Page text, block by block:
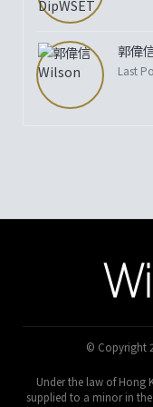
郭偉
Last
© Copyright
Under the law of
supplied to a minor in